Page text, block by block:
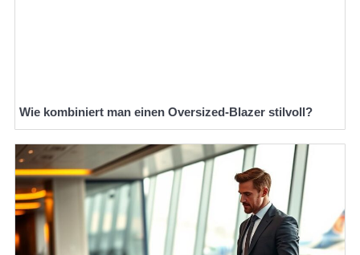
Wie kombiniert man einen Oversized-Blazer stilvoll?